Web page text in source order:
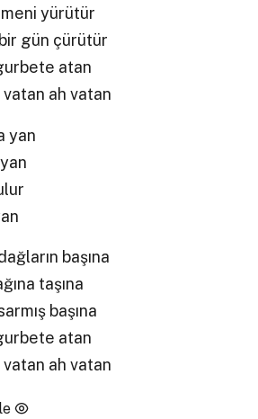
yürütür
gün çürütür
atan
ah vatan
yan
başına
taşına
başına
atan
ah vatan